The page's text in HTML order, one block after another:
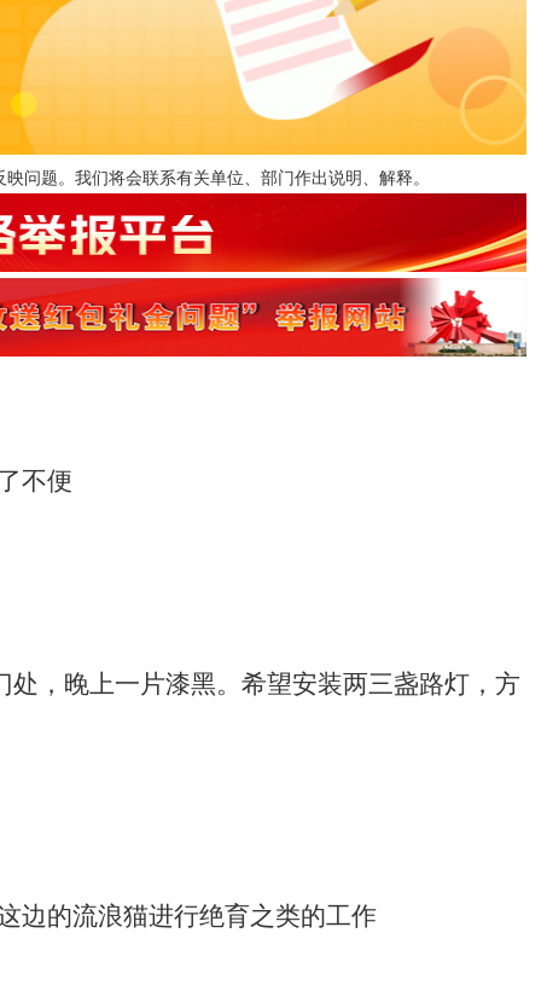
问题。我们将会联系有关单位、部门作出说明、解释。
不便
，晚上一片漆黑。希望安装两三盏路灯，方
边的流浪猫进行绝育之类的工作